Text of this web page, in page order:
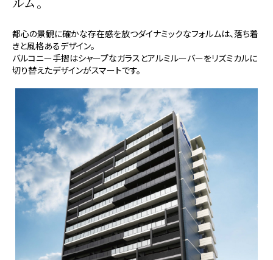
都心の景観に確かな存在感を放つダイナミックなフォルムは、落ち着
きと風格あるデザイン。
バルコニー手摺はシャープなガラスとアルミルーバーをリズミカルに
切り替えたデザインがスマートです。